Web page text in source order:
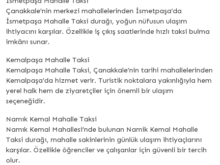
Çanakkale’nin merkezi mahallelerinden İsmetpaşa’da
İsmetpaşa Mahalle Taksi durağı, yoğun nüfusun ulaşım
ihtiyacını karşılar. Özellikle iş çıkış saatlerinde hızlı taksi bulma
imkânı sunar.
Kemalpaşa Mahalle Taksi
Kemalpaşa Mahalle Taksi, Çanakkale’nin tarihi mahallelerinden
Kemalpaşa’da hizmet verir. Turistik noktalara yakınlığıyla hem
yerel halk hem de ziyaretçiler için önemli bir ulaşım
seçeneğidir.
Namık Kemal Mahalle Taksi
Namık Kemal Mahallesi’nde bulunan Namik Kemal Mahalle
Taksi durağı, mahalle sakinlerinin günlük ulaşım ihtiyaçlarını
karşılar. Özellikle öğrenciler ve çalışanlar için güvenli bir tercih
olur.